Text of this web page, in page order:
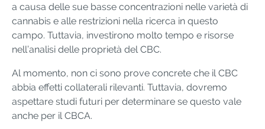
a causa delle sue basse concentrazioni nelle varietà di
cannabis e alle restrizioni nella ricerca in questo
campo. Tuttavia, investirono molto tempo e risorse
nell’analisi delle proprietà del CBC.
Al momento, non ci sono prove concrete che il CBC
abbia effetti collaterali rilevanti. Tuttavia, dovremo
aspettare studi futuri per determinare se questo vale
anche per il CBCA.